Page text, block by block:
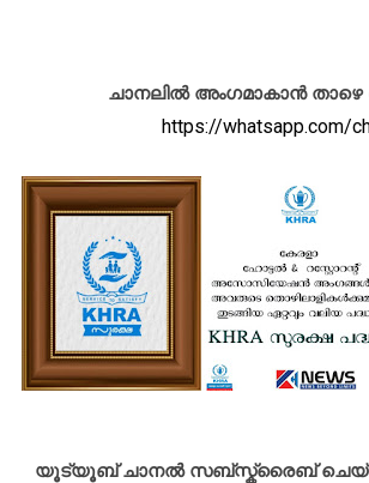
ചാനലിൽ അംഗമാകാൻ താഴെ
https://whatsapp.com/
യൂട്യൂബ് ചാനൽ സബ്സ്ക്രൈബ്